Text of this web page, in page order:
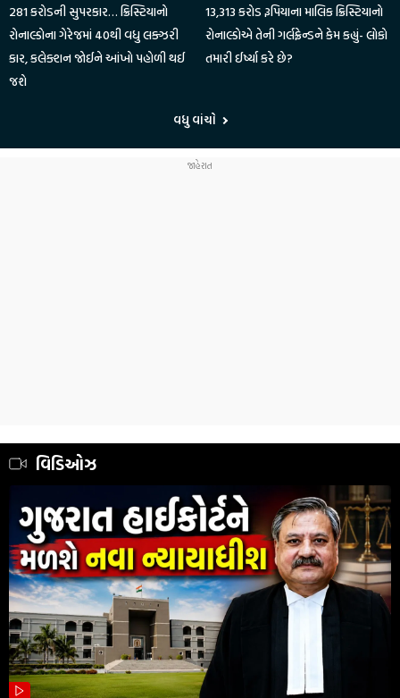
281 કરોડની સુપરકાર… ક્રિસ્ટિયાનો
રોનાલ્ડોના ગેરેજમાં 40થી વધુ લક્ઝરી
કાર, કલેક્શન જોઈને આંખો પહોળી થઈ
જશે
13,313 કરોડ રૂપિયાના માલિક ક્રિસ્ટિયાનો
રોનાલ્ડોએ તેની ગર્લફ્રેન્ડને કેમ કહ્યું- લોકો
તમારી ઈર્ષ્યા કરે છે?
વધુ વાંચો
વિડિઓઝ